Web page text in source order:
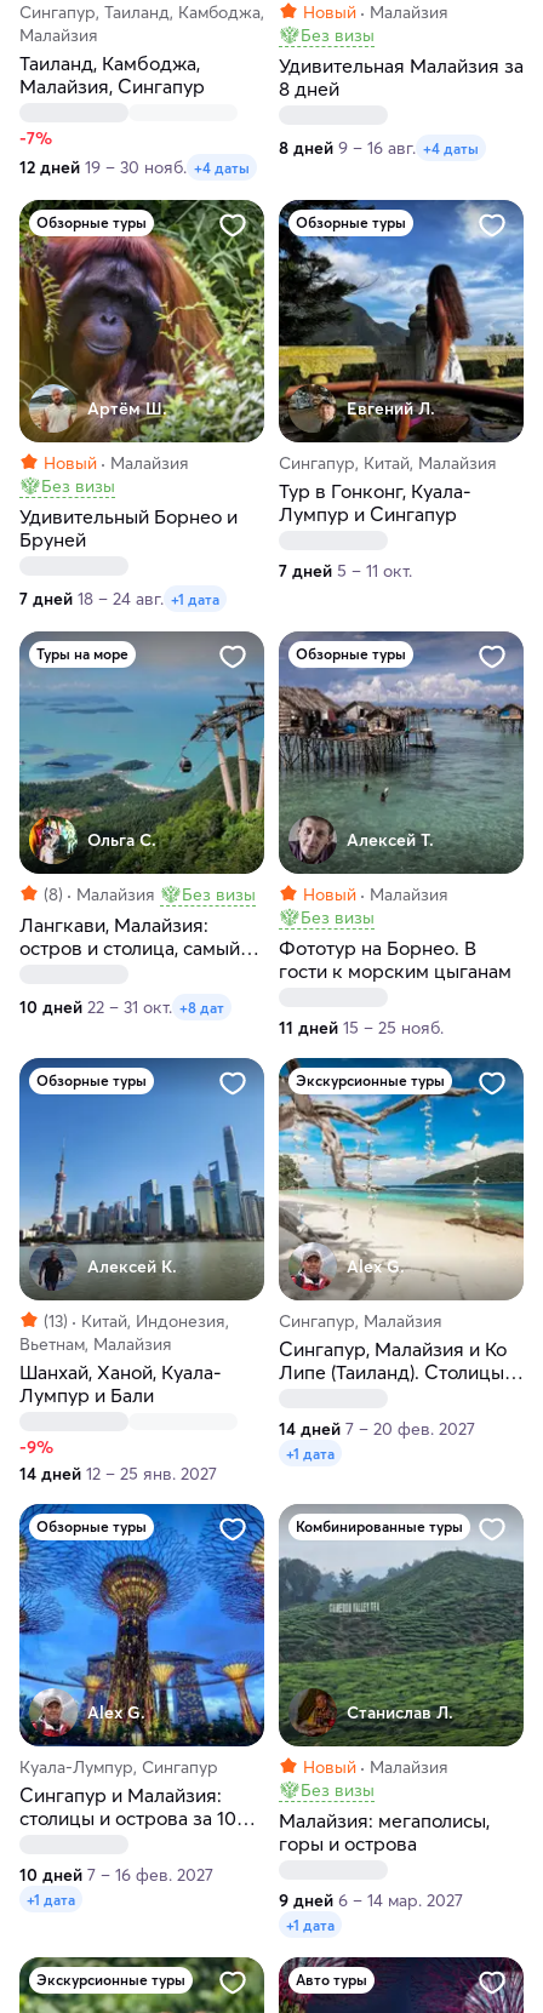
Сингапур, Таиланд, Камбоджа,
Малайзия
Таиланд, Камбоджа,
Малайзия, Сингапур
-7%
12 дней 19 – 30 нояб. +4 даты
Новый
Малайзия
Без визы
Удивительная Малайзия за
8 дней
8 дней 9 – 16 авг. +4 даты
Обзорные туры
Артём Ш.
Новый
Малайзия
Без визы
Удивительный Борнео и
Бруней
7 дней 18 – 24 авг. +1 дата
Обзорные туры
Евгений Л.
Сингапур, Китай, Малайзия
Тур в Гонконг, Куала-
Лумпур и Сингапур
7 дней 5 – 11 окт.
Туры на море
Ольга С.
(8) Малайзия Без визы
Лангкави, Малайзия:
остров и столица, самый
10 дней 22 – 31 окт. +8 дат
Обзорные туры
Алексей Т.
Новый
Малайзия
Без визы
Фототур на Борнео. В
гости к морским цыганам
11 дней 15 – 25 нояб.
Обзорные туры
Алексей К.
(13)
Китай, Индонезия,
Вьетнам, Малайзия
Шанхай, Ханой, Куала-
Лумпур и Бали
-9%
14 дней 12 – 25 янв. 2027
Экскурсионные туры
Alex G.
Сингапур, Малайзия
Сингапур, Малайзия и Ко
Липе (Таиланд). Столицы и
14 дней 7 – 20 фев. 2027
+1 дата
Обзорные туры
Alex G.
Куала-Лумпур, Сингапур
Сингапур и Малайзия:
столицы и острова за 10
10 дней 7 – 16 фев. 2027
+1 дата
Комбинированные туры
Станислав Л.
Новый
Малайзия
Без визы
Малайзия: мегаполисы,
горы и острова
9 дней 6 – 14 мар. 2027
+1 дата
Экскурсионные туры Авто туры